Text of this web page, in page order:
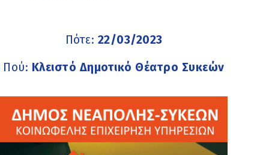
Πότε: 22/03/2023
Πού: Κλειστό Δημοτικό Θέατρο Συκεών